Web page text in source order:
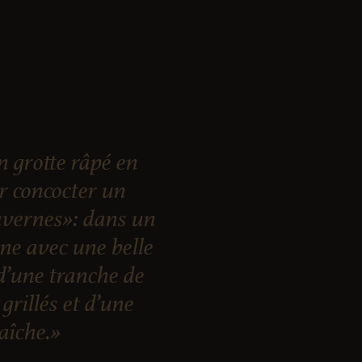
grotte râpé en
concocter un
dans un
avec une belle
tranche de
et d’une